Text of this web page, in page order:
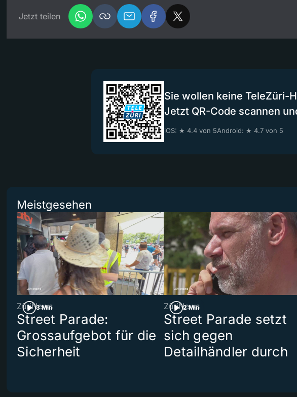
Jetzt teilen
Sie wollen keine TeleZüri-
Jetzt QR-Code scannen
iOS: ★ 4.4 von 5Android: ★ 4.7 von 5
Meistgesehen
3 Min
ZüriNews
Street Parade:
Grossaufgebot für die
Sicherheit
2 Min
ZüriNews
Street Parade setzt
sich gegen
Detailhändler durch